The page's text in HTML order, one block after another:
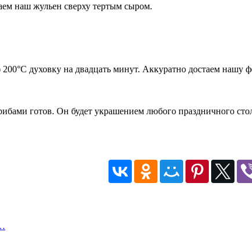
наш жульен сверху тертым сыром.
духовку на двадцать минут. Аккуратно достаем
готов. Он будет украшением любого праздничного